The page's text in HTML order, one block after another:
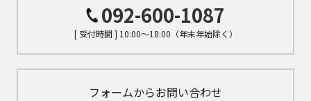
092-600-1087
[ 受付時間 ] 10:00～18:00（年末年始除く）
フォームからお問い合わせ